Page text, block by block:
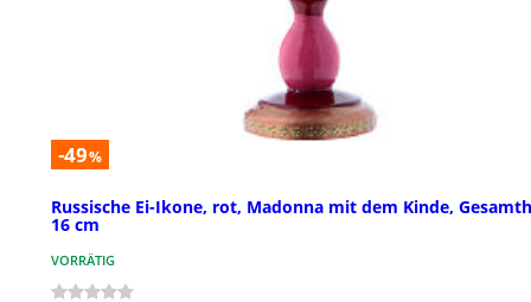
-49%
Russische Ei-Ikone, rot, Madonna mit dem Kinde,
16 cm
VORRÄTIG